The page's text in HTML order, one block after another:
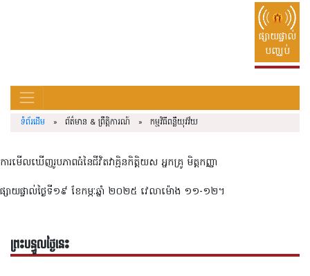
ផ្សាយផ្ទាល់
បញ្ឈប់
ទំព័រដើម » ព័ត៌មាន & ព្រឹត្តិការណ៍ » កម្មវិធីពន្លឺយុវវ័យ
ការមើលឃើញរូបភាពធំនៃជីវិតវាគ្មិនកិត្តិយស អ្នកគ្រូ មិត្តកញ្ញា
ផ្សាយផ្ទាល់ថ្ងៃទី​១៩ ខែកម្ភៈឆ្នាំ ២០២៥ វេលាម៉ោង ១១-១២។
ព្រះបន្ទូលថ្ងៃនេះ